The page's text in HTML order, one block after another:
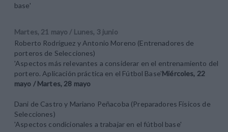
base'
Martes, 21 mayo / Lunes, 3 junio
Roberto Rodríguez y Antonio Moreno (Entrenadores de
porteros de Selecciones)
'Aspectos más relevantes a considerar en el entrenamiento del
portero. Aplicación práctica en el Fútbol Base'Miércoles, 22
mayo / Martes, 28 mayo
Dani de Castro y Mariano Peñacoba (Preparadores Físicos de
Selecciones)
'Aspectos condicionales a trabajar en el fútbol base'